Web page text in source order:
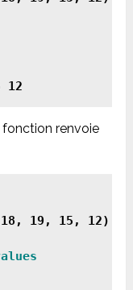
fonction renvoie
19, 15, 12)